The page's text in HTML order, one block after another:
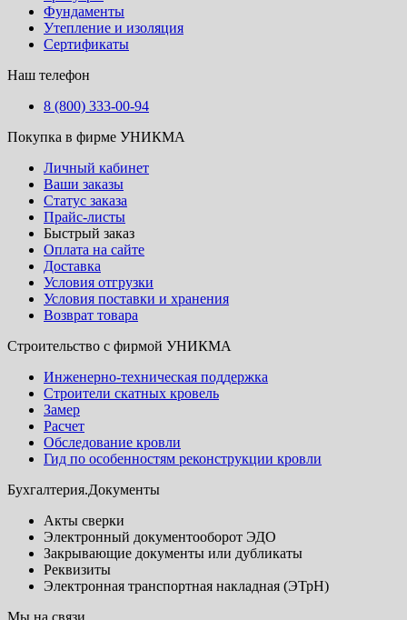
Фундаменты
Утепление и изоляция
Сертификаты
Наш телефон
8 (800) 333-00-94
Покупка в фирме УНИКМА
Личный кабинет
Ваши заказы
Статус заказа
Прайс-листы
Быстрый заказ
Оплата на сайте
Доставка
Условия отгрузки
Условия поставки и хранения
Возврат товара
Строительство с фирмой УНИКМА
Инженерно-техническая поддержка
Строители скатных кровель
Замер
Расчет
Обследование кровли
Гид по особенностям реконструкции кровли
Бухгалтерия.Документы
Акты сверки
Электронный документооборот ЭДО
Закрывающие документы или дубликаты
Реквизиты
Электронная транспортная накладная (ЭТрН)
Мы на связи